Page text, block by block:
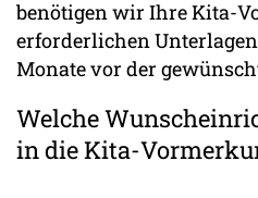
benötigen wir Ihre Kita-
erforderlichen
Monate vor der
Welche
in die Kita-